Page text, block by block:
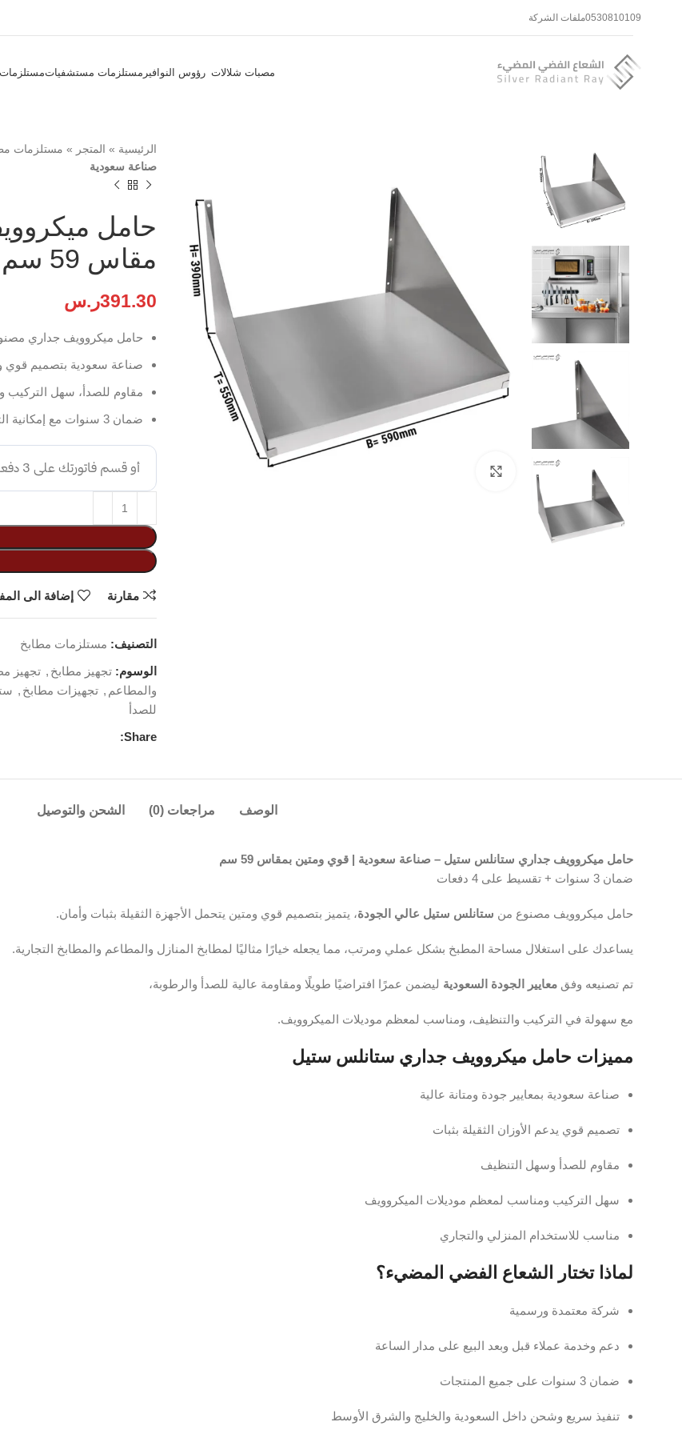
0530810109ملفات الشركة
مصبات شلالات رؤوس النوافير مستلزمات مستشفيات
الرئيسية » المتجر » مستلزمات
صناعة سعودية
حامل
مقاس 59 سم – صناعة سعودية
391.30ر.س
حامل ميكروويف جداري
صناعة سعودية بتصميم قوي ومتين بمقاس 59 سم
مقاوم للصدأ، سهل التركيب
ضمان 3 سنوات مع إمكانية التقسيط.
مقارنة إضافة الى
التصنيف: مستلزمات مطابخ
الوسوم: تجهيز مطابخ , تجهيز
والمطاعم , تجهيزات مطابخ ,
للصدأ
Share:
الوصف مراجعات (0) الشحن والتوصيل
حامل ميكروويف جداري ستانلس ستيل – صناعة سعودية | قوي ومتين بمقاس 59 سم
ضمان 3 سنوات + تقسيط على 4 دفعات
حامل ميكروويف مصنوع من ستانلس ستيل عالي الجودة، يتميز بتصميم قوي ومتين يتحمل الأجهزة الثقيلة بثبات وأمان.
يساعدك على استغلال مساحة المطبخ بشكل عملي ومرتب، مما يجعله خيارًا مثاليًا لمطابخ المنازل والمطاعم والمطابخ التجارية.
تم تصنيعه وفق معايير الجودة السعودية ليضمن عمرًا افتراضيًا طويلًا ومقاومة عالية للصدأ والرطوبة،
مع سهولة في التركيب والتنظيف، ومناسب لمعظم موديلات الميكروويف.
مميزات حامل ميكروويف جداري ستانلس ستيل
صناعة سعودية بمعايير جودة ومتانة عالية
تصميم قوي يدعم الأوزان الثقيلة بثبات
مقاوم للصدأ وسهل التنظيف
سهل التركيب ومناسب لمعظم موديلات الميكروويف
مناسب للاستخدام المنزلي والتجاري
لماذا تختار الشعاع الفضي المضيء؟
شركة معتمدة ورسمية
دعم وخدمة عملاء قبل وبعد البيع على مدار الساعة
ضمان 3 سنوات على جميع المنتجات
تنفيذ سريع وشحن داخل السعودية والخليج والشرق الأوسط